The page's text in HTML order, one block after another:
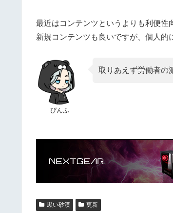
最近はコンテンツというよりも利便性
新規コンテンツも良いですが、個人的
ぴんふ
取りあえず労働者の
黒い砂漠 更新